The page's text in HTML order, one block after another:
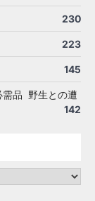
230
223
145
需品 野生との遭
142